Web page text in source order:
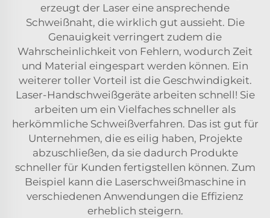
erzeugt der Laser eine ansprechende
Schweißnaht, die wirklich gut aussieht. Die
Genauigkeit verringert zudem die
Wahrscheinlichkeit von Fehlern, wodurch Zeit
und Material eingespart werden können. Ein
weiterer toller Vorteil ist die Geschwindigkeit.
Laser-Handschweißgeräte arbeiten schnell! Sie
arbeiten um ein Vielfaches schneller als
herkömmliche Schweißverfahren. Das ist gut für
Unternehmen, die es eilig haben, Projekte
abzuschließen, da sie dadurch Produkte
schneller für Kunden fertigstellen können. Zum
Beispiel kann die Laserschweißmaschine in
verschiedenen Anwendungen die Effizienz
erheblich steigern.